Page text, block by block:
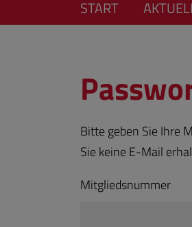
START
Bitte geben Sie Ihre
Sie keine E-Mail
Mitgliedsnummer